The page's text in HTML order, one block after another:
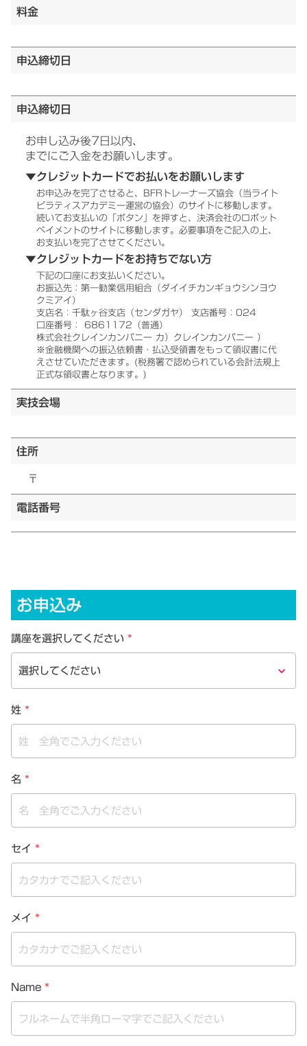
料金
申込締切日
申込締切日
お申し込み後7日以内、
までにご入金をお願いします。
▼クレジットカードでお払いをお願いします
お申込みを完了させると、BFRトレーナーズ協会（当ライト
ピラティスアカデミー運営の協会）のサイトに移動します。
続いてお支払いの「ボタン」を押すと、決済会社のロボット
ペイメントのサイトに移動します。必要事項をご記入の上、
お支払いを完了させてください。
▼クレジットカードをお持ちでない方
下記の口座にお支払いください。
お振込先：第一勧業信用組合（ダイイチカンギョウシンヨウ
クミアイ）
支店名：千駄ヶ谷支店（センダガヤ） 支店番号：024
口座番号： 6861172（普通）
株式会社クレインカンパニー カ）クレインカンパニー ）
※金融機関への振込依頼書・払込受領書をもって領収書に代
えさせていただきます。(税務署で認められている会計法規上
正式な領収書となります。)
実技会場
住所
〒
電話番号
お申込み
講座を選択してください *
keyboard_arrow_down
姓*
名 *
セイ *
メイ *
Name*